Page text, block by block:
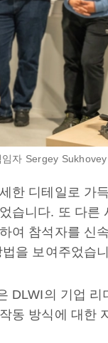
자 Sergey Sukhovey
한 디테일로 가
습니다. 또 다
여 참석자를 신
을 보여주었습
DLWI의 기업
동 방식에 대한